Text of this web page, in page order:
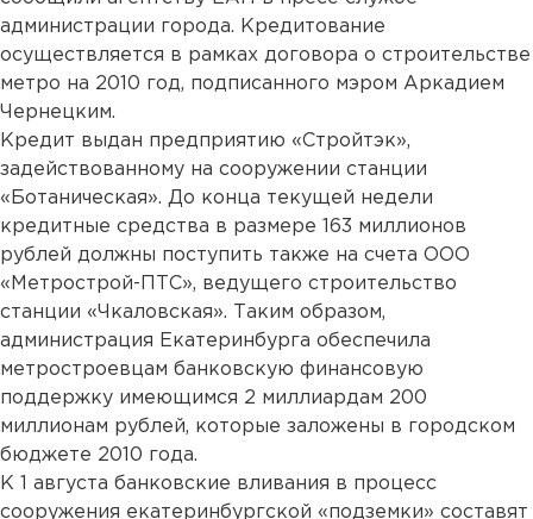
администрации города. Кредитование
осуществляется в рамках договора о строительстве
метро на 2010 год, подписанного мэром Аркадием
Чернецким.
Кредит выдан предприятию «Стройтэк»,
задействованному на сооружении станции
«Ботаническая». До конца текущей недели
кредитные средства в размере 163 миллионов
рублей должны поступить также на счета ООО
«Метрострой-ПТС», ведущего строительство
станции «Чкаловская». Таким образом,
администрация Екатеринбурга обеспечила
метростроевцам банковскую финансовую
поддержку имеющимся 2 миллиардам 200
миллионам рублей, которые заложены в городском
бюджете 2010 года.
К 1 августа банковские вливания в процесс
сооружения екатеринбургской «подземки» составят